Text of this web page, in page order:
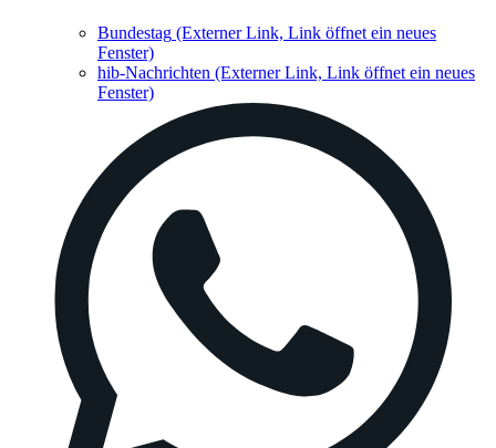
Bundestag (Externer Link, Link öffnet ein neues
Fenster)
hib-Nachrichten (Externer Link, Link öffnet ein neues
Fenster)